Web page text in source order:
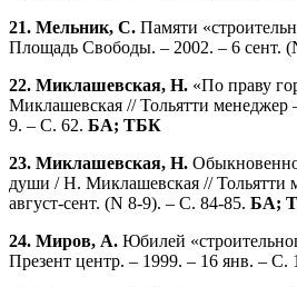
21. Мельник, С. Памяти
Площадь Свободы. – 2002. – 6 сент.
22. Миклашевская, Н. «По праву
Миклашевская // Тольятти менеджер
9. – С. 62. БА; ТБК
23. Миклашевская, Н.
души / Н. Миклашевская // Тольятти
август-сент. (N 8-9). – С. 84-85. БА;
24. Миров, А. Юбилей
Презент центр. – 1999. – 16 янв. – С.